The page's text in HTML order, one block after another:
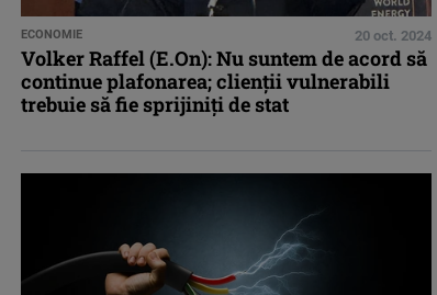
ECONOMIE 20 oct. 2024
Volker Raffel (E.On): Nu suntem de acord să
continue plafonarea; clienţii vulnerabili
trebuie să fie sprijiniţi de stat